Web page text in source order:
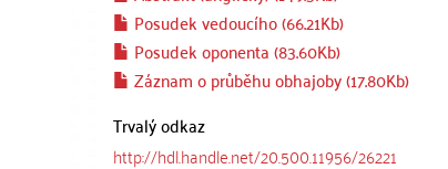
Posudek vedoucího (66.21Kb)
Posudek oponenta (83.60Kb)
Záznam o průběhu obhajoby (17.80Kb)
Trvalý odkaz
http://hdl.handle.net/20.500.11956/26221